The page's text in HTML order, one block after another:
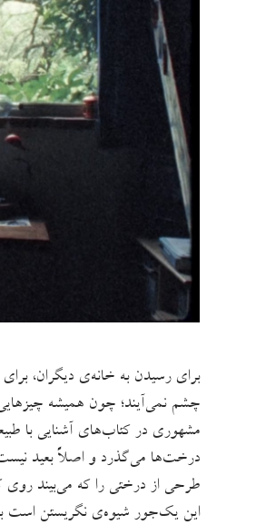
برای رسیدن به خانه‌ی دیگران،
چشم نمی‌آیند؛ چون همیشه چیزهایی
مشهوری در کتاب‌های آشنایی با
درخت‌ها می‌گذرد و اصلاً بعید نیست
طرحی از درختی را که می‌بیند روی
این یک‌جور شیوه‌ی نگریستن است